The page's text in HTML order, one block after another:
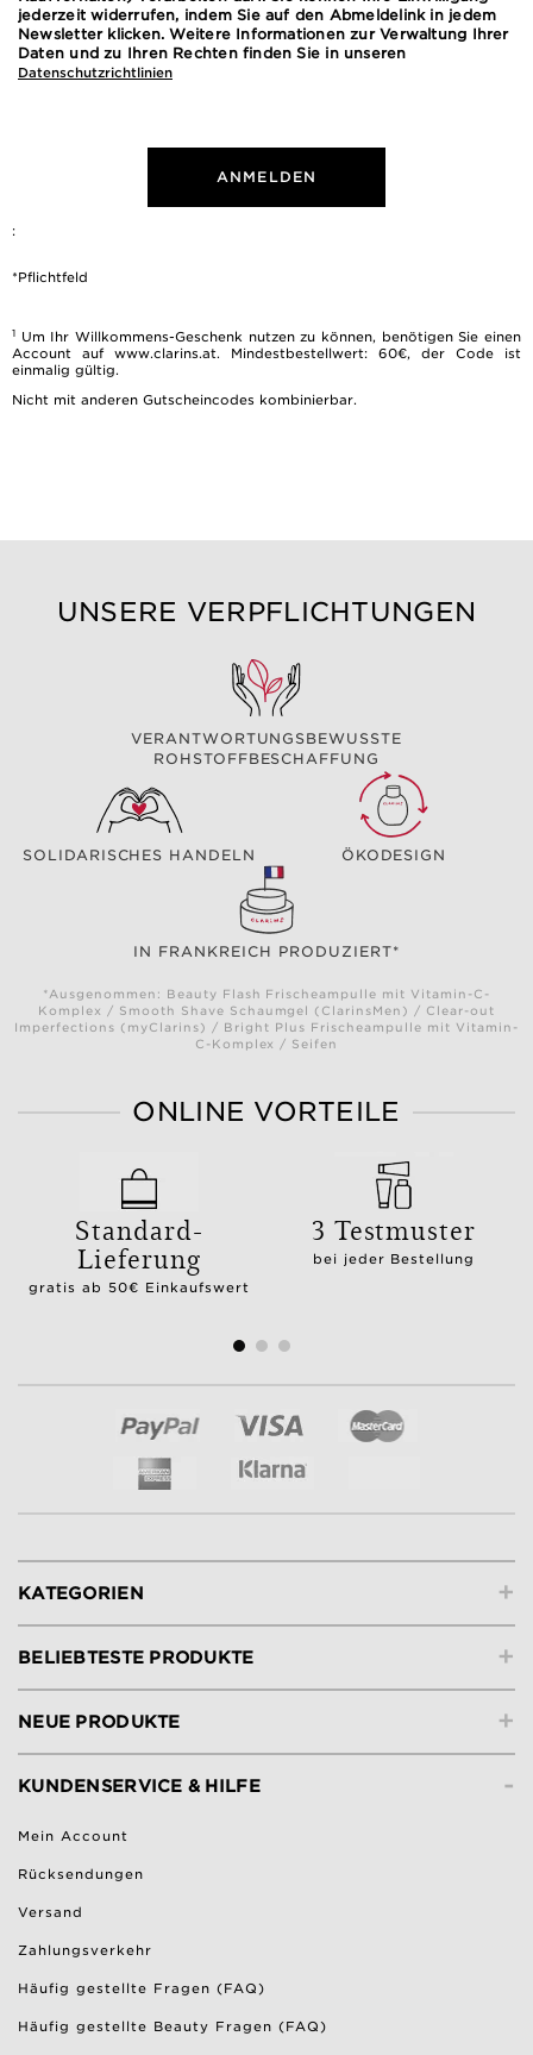
jederzeit widerrufen, indem Sie auf den Abmeldelink in jedem
Newsletter klicken. Weitere Informationen zur Verwaltung Ihrer
Daten und zu Ihren Rechten finden Sie in unseren
Datenschutzrichtlinien
ANMELDEN
:
*Pflichtfeld
1 Um Ihr Willkommens-Geschenk nutzen zu können, benötigen Sie einen
Account auf www.clarins.at. Mindestbestellwert: 60€, der Code ist
einmalig gültig.
Nicht mit anderen Gutscheincodes kombinierbar.
UNSERE VERPFLICHTUNGEN
VERANTWORTUNGSBEWUSSTE
ROHSTOFFBESCHAFFUNG
SOLIDARISCHES HANDELN ÖKODESIGN
IN FRANKREICH PRODUZIERT*
*Ausgenommen: Beauty Flash Frischeampulle mit Vitamin-C-
Komplex / Smooth Shave Schaumgel (ClarinsMen) / Clear-out
Imperfections (myClarins) / Bright Plus Frischeampulle mit Vitamin-
C-Komplex / Seifen
ONLINE VORTEILE
Standard-
Lieferung
gratis ab 50€ Einkaufswert
3 Testmuster
bei jeder Bestellung
+
KATEGORIEN
+
BELIEBTESTE PRODUKTE
+
NEUE PRODUKTE
-
KUNDENSERVICE & HILFE
Mein Account
Rücksendungen
Versand
Zahlungsverkehr
Häufig gestellte Fragen (FAQ)
Häufig gestellte Beauty Fragen (FAQ)